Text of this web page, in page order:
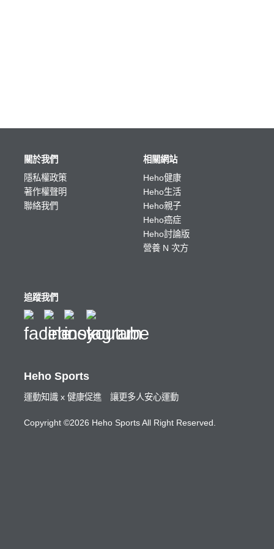
Heho Sports
運動知識 x 健康促進 讓更多人安心運動
Copyright ©2026 Heho Sports All Right Reserved.
關於我們
隱私權政策
著作權聲明
聯絡我們
相關網站
Heho健康
Heho生活
Heho親子
Heho癌症
Heho討論版
營養 N 次方
追蹤我們